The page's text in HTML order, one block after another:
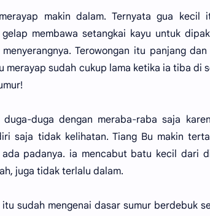
makin dalam. Ternyata gua kecil
membawa setangkai kayu untuk
Terowongan itu panjang
merayap sudah cukup lama ketika ia tiba di
duga dengan meraba-raba saja
saja tidak kelihatan. Tiang Bu makin
padanya. ia mencabut batu kecil dari
juga tidak terlalu dalam.
sudah mengenai dasar sumur berdebuk